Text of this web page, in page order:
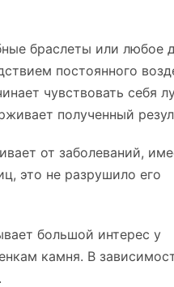
браслеты или любое
постоянного
чувствовать себя
полученный
от заболеваний,
это не разрушило его
большой интерес у
камня. В